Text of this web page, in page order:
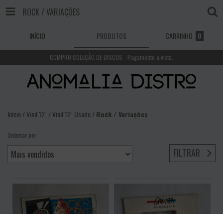
ROCK / VARIAÇÕES
INÍCIO PRODUTOS CARRINHO 0
COMPRO COLEÇÃO DE DISCOS - Pagamento a vista.
Início /Vinil 12'' /Vinil 12'' Usado /Rock / Variações
Ordenar por
FILTRAR